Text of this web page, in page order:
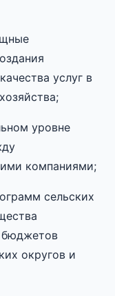
услуг в
уровне
компаниями;
сельских
бюджетов
округов и